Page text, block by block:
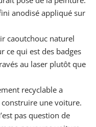
anodisé appliqué sur
caoutchouc naturel
ce qui est des badges
au laser plutôt que
recyclable a
une voiture.
pas question de